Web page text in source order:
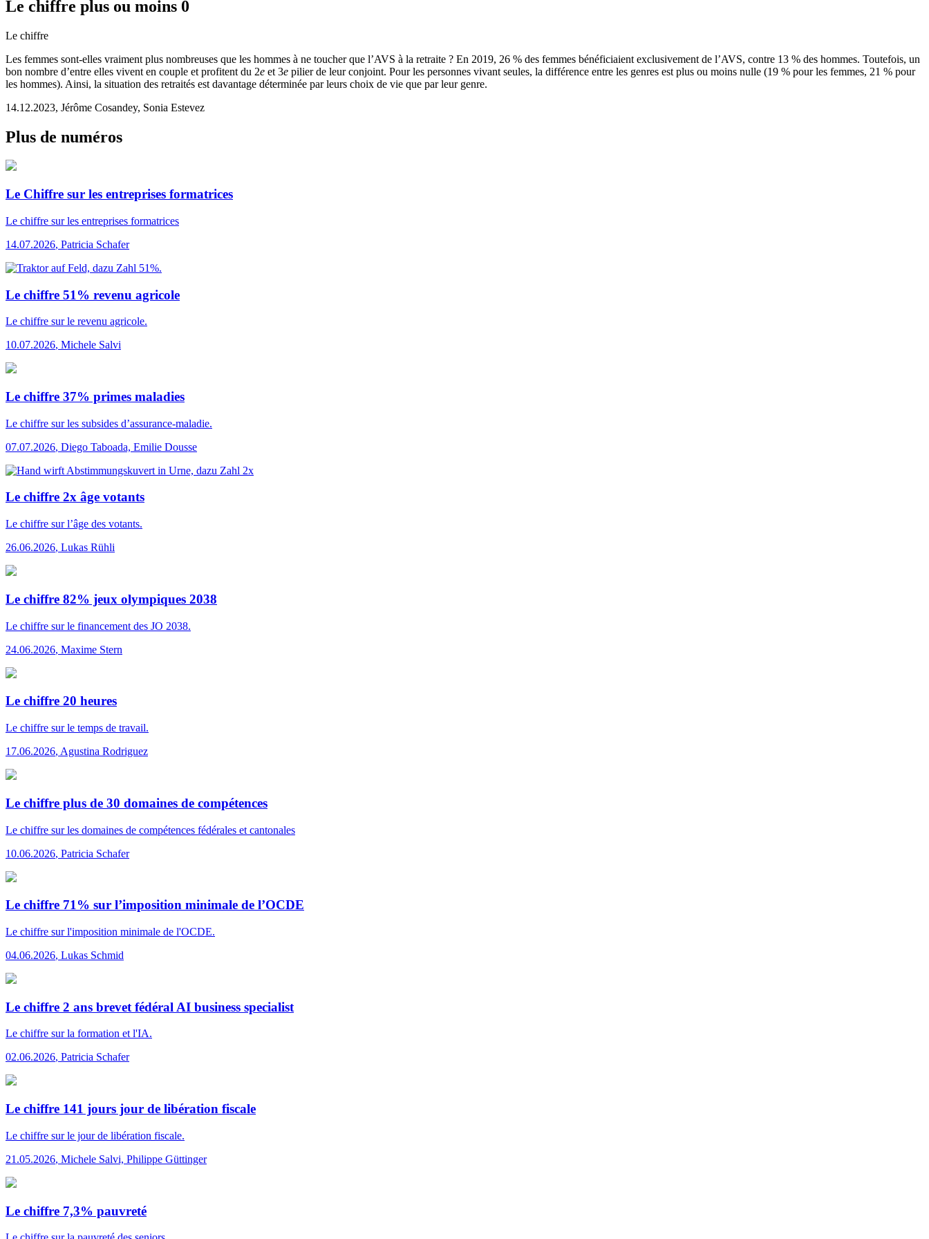
Le chiffre plus ou moins 0
Le chiffre
Les femmes sont-elles vraiment plus nombreuses que les hommes à ne toucher que l’AVS à la retraite ? En 2019, 26 % des femmes bénéficiaient exclusivement de l’AVS, contre 13 % des hommes. Toutefois, un
bon nombre d’entre elles vivent en couple et profitent du 2e et 3e pilier de leur conjoint. Pour les personnes vivant seules, la différence entre les genres est plus ou moins nulle (19 % pour les femmes, 21 % pour
les hommes). Ainsi, la situation des retraités est davantage déterminée par leurs choix de vie que par leur genre.
14.12.2023, Jérôme Cosandey, Sonia Estevez
Plus de numéros
Le Chiffre sur les entreprises formatrices
Le chiffre sur les entreprises formatrices
14.07.2026, Patricia Schafer
Le chiffre 51% revenu agricole
Le chiffre sur le revenu agricole.
10.07.2026, Michele Salvi
Le chiffre 37% primes maladies
Le chiffre sur les subsides d’assurance-maladie.
07.07.2026, Diego Taboada, Emilie Dousse
Le chiffre 2x âge votants
Le chiffre sur l’âge des votants.
26.06.2026, Lukas Rühli
Le chiffre 82% jeux olympiques 2038
Le chiffre sur le financement des JO 2038.
24.06.2026, Maxime Stern
Le chiffre 20 heures
Le chiffre sur le temps de travail.
17.06.2026, Agustina Rodriguez
Le chiffre plus de 30 domaines de compétences
Le chiffre sur les domaines de compétences fédérales et cantonales
10.06.2026, Patricia Schafer
Le chiffre 71% sur l’imposition minimale de l’OCDE
Le chiffre sur l'imposition minimale de l'OCDE.
04.06.2026, Lukas Schmid
Le chiffre 2 ans brevet fédéral AI business specialist
Le chiffre sur la formation et l'IA.
02.06.2026, Patricia Schafer
Le chiffre 141 jours jour de libération fiscale
Le chiffre sur le jour de libération fiscale.
21.05.2026, Michele Salvi, Philippe Güttinger
Le chiffre 7,3% pauvreté